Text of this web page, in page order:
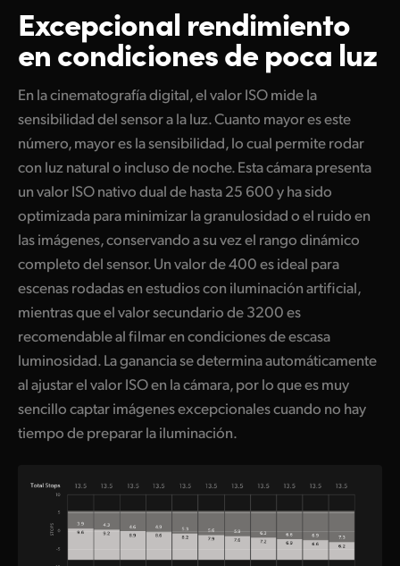
Excepcional rendimiento
en condiciones de poca luz
En la cinematografía digital, el valor ISO mide la
sensibilidad del sensor a la luz. Cuanto mayor es este
número, mayor es la sensibilidad, lo cual permite rodar
con luz natural o incluso de noche. Esta cámara presenta
un valor ISO nativo dual de hasta 25 600 y ha sido
optimizada para minimizar la granulosidad o el ruido en
las imágenes, conservando a su vez el rango dinámico
completo del sensor. Un valor de 400 es ideal para
escenas rodadas en estudios con iluminación artificial,
mientras que el valor secundario de 3200 es
recomendable al filmar en condiciones de escasa
luminosidad. La ganancia se determina automáticamente
al ajustar el valor ISO en la cámara, por lo que es muy
sencillo captar imágenes excepcionales cuando no hay
tiempo de preparar la iluminación.